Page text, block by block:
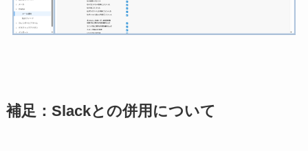
補足：Slackとの併用について